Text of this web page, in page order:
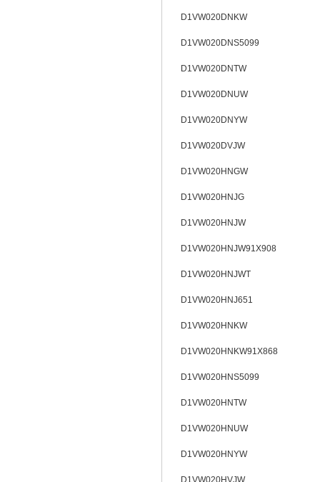
D1VW020DNKW
D1VW020DNS5099
D1VW020DNTW
D1VW020DNUW
D1VW020DNYW
D1VW020DVJW
D1VW020HNGW
D1VW020HNJG
D1VW020HNJW
D1VW020HNJW91X908
D1VW020HNJWT
D1VW020HNJ651
D1VW020HNKW
D1VW020HNKW91X868
D1VW020HNS5099
D1VW020HNTW
D1VW020HNUW
D1VW020HNYW
D1VW020HVJW